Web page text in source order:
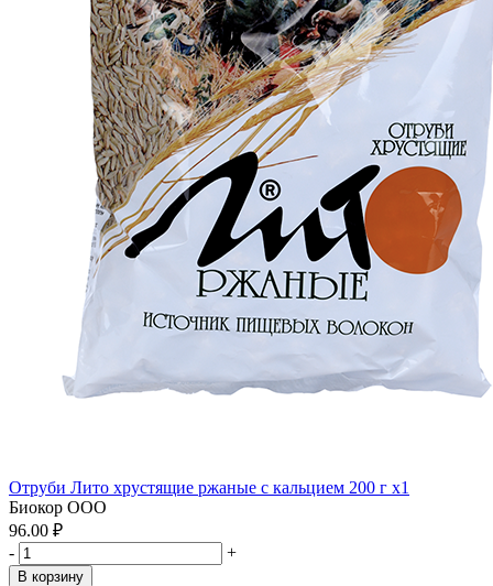
Отруби Лито хрустящие ржаные с кальцием 200 г x1
Биокор ООО
96.00 ₽
-
+
В корзину